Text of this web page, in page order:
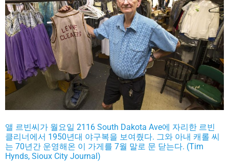
앨 르빈씨가 월요일 2116 South Dakota Ave에 자리한 르빈
클리너에서 1950년대 야구복을 보여줬다. 그와 아내 캐롤 씨
는 70년간 운영해온 이 가게를 7월 말로 문 닫는다. (Tim
Hynds, Sioux City Journal)